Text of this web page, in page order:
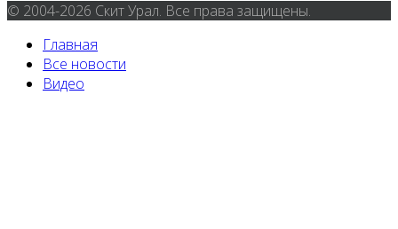
© 2004-2026 Скит Урал. Все права защищены.
Главная
Все новости
Видео